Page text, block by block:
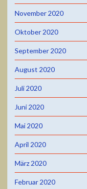
November 2020
Oktober 2020
September 2020
August 2020
Juli 2020
Juni 2020
Mai 2020
April 2020
März 2020
Februar 2020